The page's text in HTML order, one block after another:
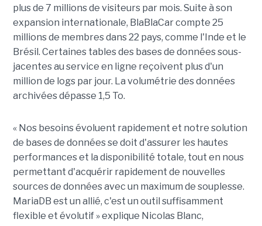
plus de 7 millions de visiteurs par mois. Suite à son
expansion internationale, BlaBlaCar compte 25
millions de membres dans 22 pays, comme l'Inde et le
Brésil. Certaines tables des bases de données sous-
jacentes au service en ligne reçoivent plus d'un
million de logs par jour. La volumétrie des données
archivées dépasse 1,5 To.
« Nos besoins évoluent rapidement et notre solution
de bases de données se doit d'assurer les hautes
performances et la disponibilité totale, tout en nous
permettant d'acquérir rapidement de nouvelles
sources de données avec un maximum de souplesse.
MariaDB est un allié, c'est un outil suffisamment
flexible et évolutif » explique Nicolas Blanc,